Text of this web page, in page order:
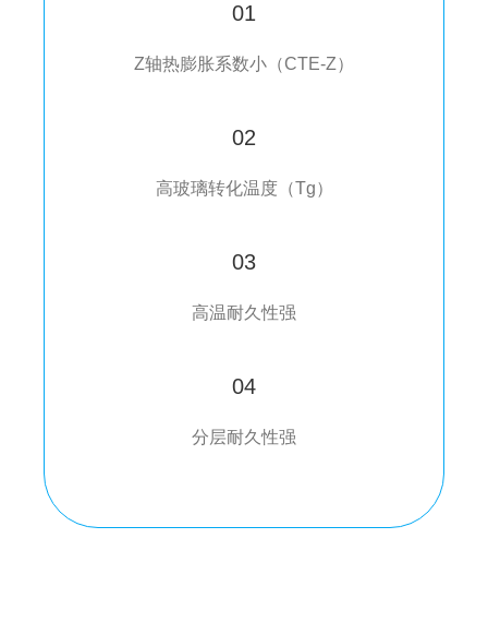
01
Z轴热膨胀系数小（CTE-Z）
02
高玻璃转化温度（Tg）
03
高温耐久性强
04
分层耐久性强